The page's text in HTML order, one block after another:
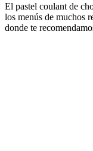
El pastel coulant de
los menús de muchos
donde te